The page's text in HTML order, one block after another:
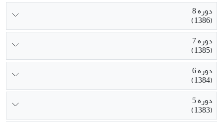
دوره 8
(1386)
دوره 7
(1385)
دوره 6
(1384)
دوره 5
(1383)